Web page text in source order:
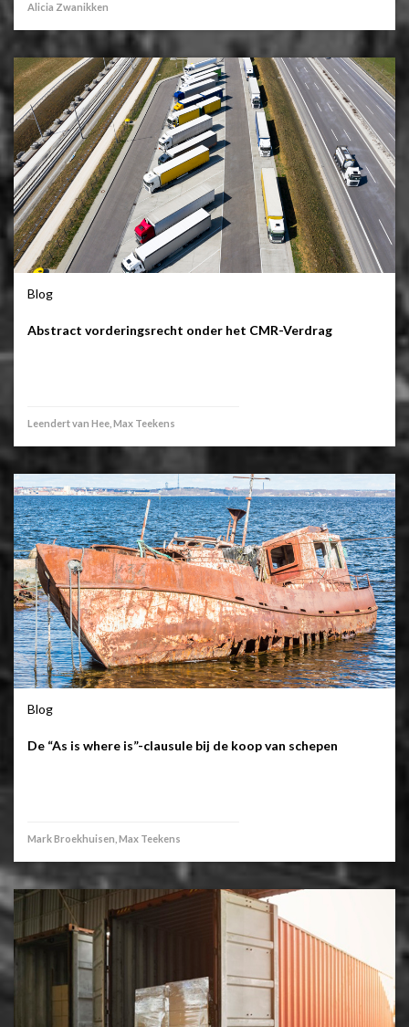
Alicia Zwanikken
Blog
Abstract vorderingsrecht onder het CMR-Verdrag
Leendert van Hee, Max Teekens
Blog
De “As is where is”-clausule bij de koop van schepen
Mark Broekhuisen, Max Teekens